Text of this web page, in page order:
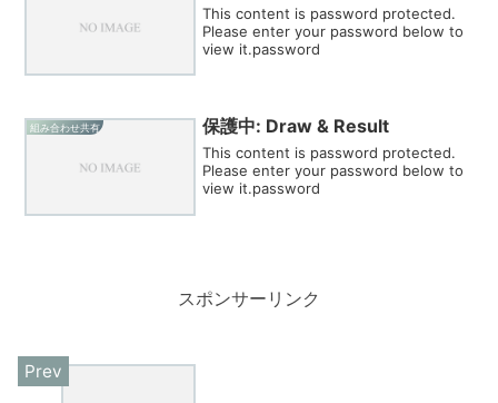
This content is password protected.
Please enter your password below to
view it.password
組み合わせ共有 保護中: Draw & Result
This content is password protected.
Please enter your password below to
view it.password
スポンサーリンク